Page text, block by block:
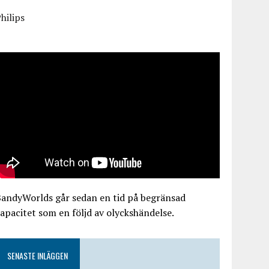
går sedan en tid på begränsad
som en följd av olyckshändelse.
SENASTE INLÄGGEN